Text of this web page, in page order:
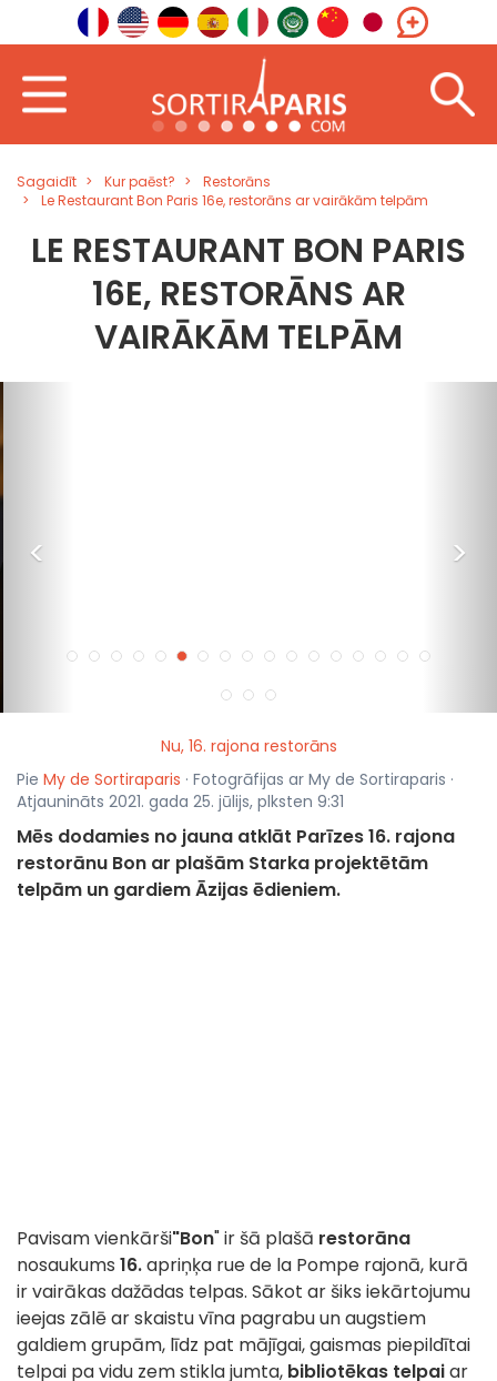
Sagaidīt Kur paēst?
Restorāns
Le Restaurant Bon Paris 16e, restorāns ar vairākām telpām
LE RESTAURANT BON PARIS
16E, RESTORĀNS AR
VAIRĀKĀM TELPĀM
< >
Nu, 16. rajona restorāns
Pie My de Sortiraparis · Fotogrāfijas ar My de Sortiraparis ·
Atjaunināts 2021. gada 25. jūlijs, plksten 9:31
Mēs dodamies no jauna atklāt Parīzes 16. rajona
restorānu Bon ar plašām Starka projektētām
telpām un gardiem Āzijas ēdieniem.
Pavisam vienkārši"Bon" ir šā plašā restorāna
nosaukums 16.apriņķa rue de la Pompe rajonā, kurā
ir vairākas dažādas telpas. Sākot ar šiks iekārtojumu
ieejas zālē ar skaistu vīna pagrabu un augstiem
galdiem grupām, līdz pat mājīgai, gaismas piepildītai
telpai pa vidu zem stikla jumta, bibliotēkas telpaiar